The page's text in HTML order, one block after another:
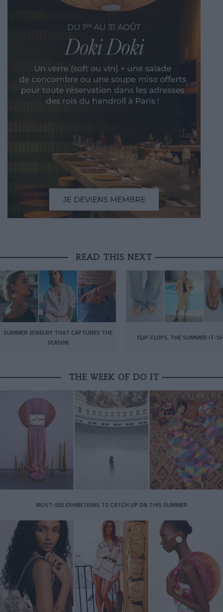
READ THIS NEXT
SUMMER JEWELRY THAT CAPTURES THE
SEASON
FLIP-FLOPS, THE SUMMER IT-
THE WEEK OF DO IT
MUST-SEE EXHIBITIONS TO CATCH UP ON THIS SUMMER